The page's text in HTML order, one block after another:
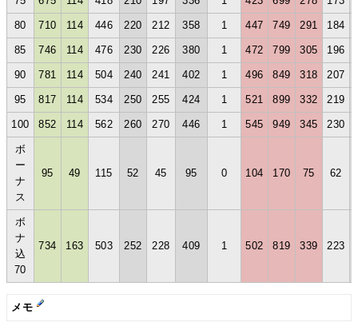
80 710 114 446 220 212 358 1 447 749 291 184
85 746 114 476 230 226 380 1 472 799 305 196
90 781 114 504 240 241 402 1 496 849 318 207
95 817 114 534 250 255 424 1 521 899 332 219
100 852 114 562 260 270 446 1 545 949 345 230
ボ
ー
ナ
ス
95 49 115 52 45 95 0 104 170 75 62
ボ
ナ
込
70
734 163 503 252 228 409 1 502 819 339 223
メモ